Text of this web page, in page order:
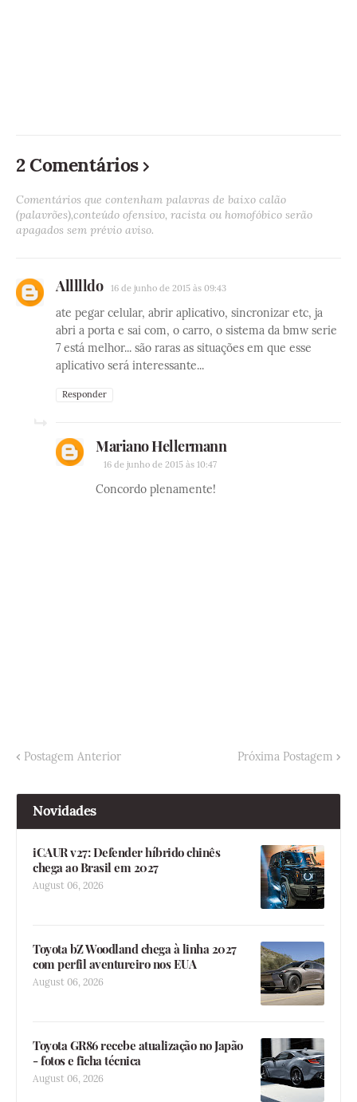
2 Comentários
Comentários que contenham palavras de baixo calão
(palavrões),conteúdo ofensivo, racista ou homofóbico serão
apagados sem prévio aviso.
Allllldo 16 de junho de 2015 às 09:43
ate pegar celular, abrir aplicativo, sincronizar etc, ja
abri a porta e sai com, o carro, o sistema da bmw serie
7 está melhor... são raras as situações em que esse
aplicativo será interessante...
Responder
Mariano Hellermann
16 de junho de 2015 às 10:47
Concordo plenamente!
Postagem Anterior Próxima Postagem
Novidades
iCAUR v27: Defender híbrido chinês
chega ao Brasil em 2027
August 06, 2026
Toyota bZ Woodland chega à linha 2027
com perfil aventureiro nos EUA
August 06, 2026
Toyota GR86 recebe atualização no Japão
- fotos e ficha técnica
August 06, 2026